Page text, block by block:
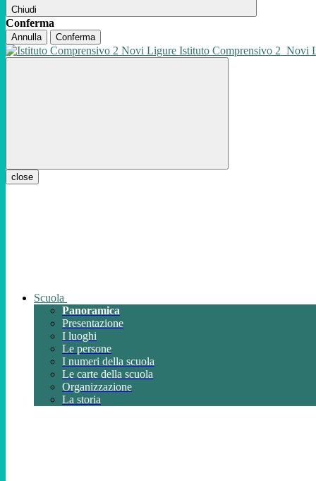
Chiudi
Conferma
Annulla Conferma
Istituto Comprensivo 2 Novi
close
Scuola
Panoramica
Presentazione
I luoghi
Le persone
I numeri della scuola
Le carte della scuola
Organizzazione
La storia